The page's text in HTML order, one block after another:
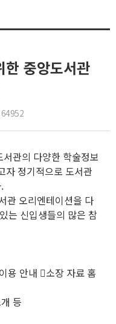
중앙도서관
64952
관의 다양한 학술정보
자 정기적으로 도서관
관 오리엔테이션을 다
는 신입생들의 많은 참
용 안내 󰋯소장 자료 홈
등